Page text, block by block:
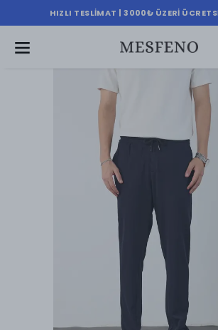
HIZLI TESLIMAT | 3000₺ ÜZERI